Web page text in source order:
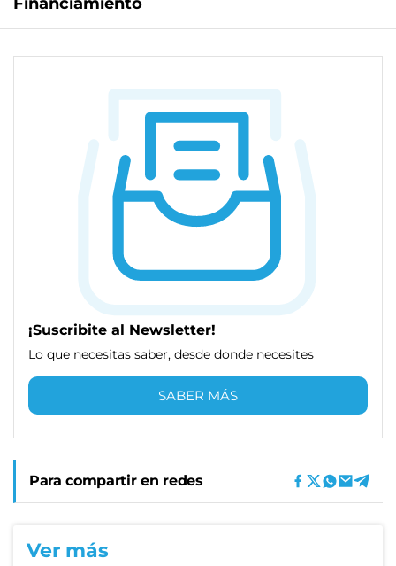
¡Suscribite al Newsletter!
Lo que necesitas saber, desde donde necesites
SABER MÁS
Para compartir en redes
Ver más